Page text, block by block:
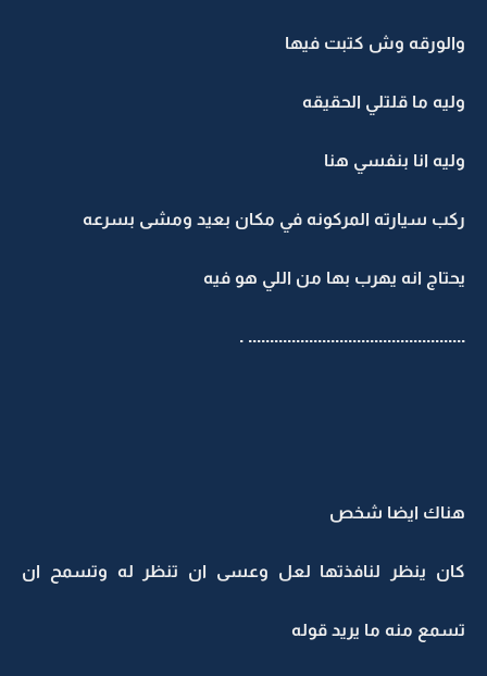
والورقه وش كتبت فيها
وليه ما قلتلي الحقيقه
وليه انا بنفسي هنا
ركب سيارته المركونه في مكان بعيد ومشى بسرعه
يحتاج انه يهرب بها من اللي هو فيه
.................................................. .
هناك ايضا شخص
كان ينظر لنافذتها لعل وعسى ان تنظر له وتسمح ان
تسمع منه ما يريد قوله